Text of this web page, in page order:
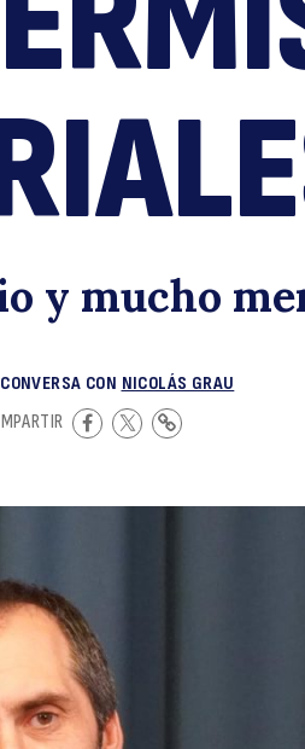
y mucho
CON NICOLÁS GRAU